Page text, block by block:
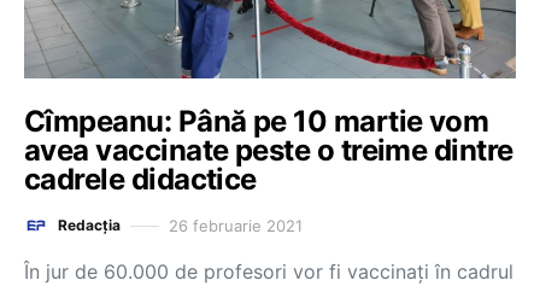
Cîmpeanu: Până pe 10 martie vom
avea vaccinate peste o treime dintre
cadrele didactice
Redacția 26 februarie 2021
În jur de 60.000 de profesori vor fi vaccinați în cadrul